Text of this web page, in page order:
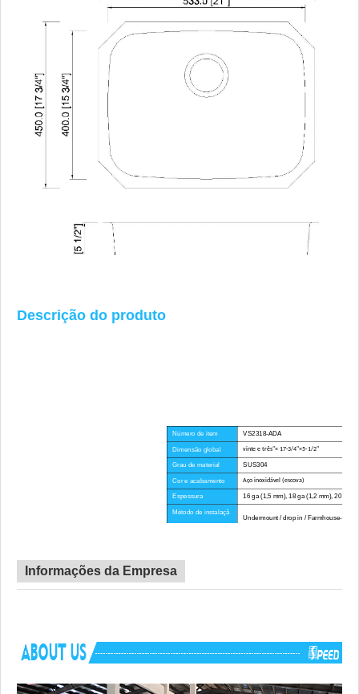
Descrição do produto
Número de item VS2318-ADA
Dimensão global vinte e três"× 17-3/4"×5-1/2"
Grau de material SUS304
Cor e acabamento Aço inoxidável (escova)
Espessura 16 ga (1,5 mm), 18 ga (1,2 mm), 20 ga
Método de instalaçã
o
Undermount / drop in / Farmhouse-
Tempo de espera
Informações da Empresa